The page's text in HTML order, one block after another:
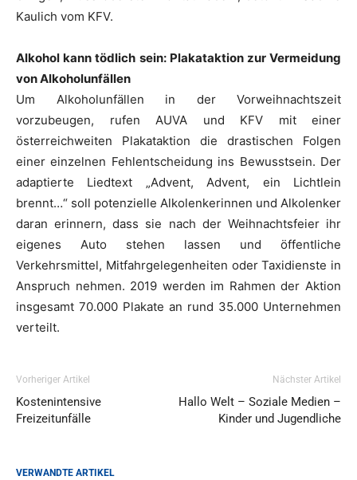
Kaulich vom KFV.
Alkohol kann tödlich sein: Plakataktion zur Vermeidung
von Alkoholunfällen
Um Alkoholunfällen in der Vorweihnachtszeit
vorzubeugen, rufen AUVA und KFV mit einer
österreichweiten Plakataktion die drastischen Folgen
einer einzelnen Fehlentscheidung ins Bewusstsein. Der
adaptierte Liedtext „Advent, Advent, ein Lichtlein
brennt…“ soll potenzielle Alkolenkerinnen und Alkolenker
daran erinnern, dass sie nach der Weihnachtsfeier ihr
eigenes Auto stehen lassen und öffentliche
Verkehrsmittel, Mitfahrgelegenheiten oder Taxidienste in
Anspruch nehmen. 2019 werden im Rahmen der Aktion
insgesamt 70.000 Plakate an rund 35.000 Unternehmen
verteilt.
Vorheriger Artikel
Kostenintensive
Freizeitunfälle
Nächster Artikel
Hallo Welt – Soziale Medien –
Kinder und Jugendliche
VERWANDTE ARTIKEL